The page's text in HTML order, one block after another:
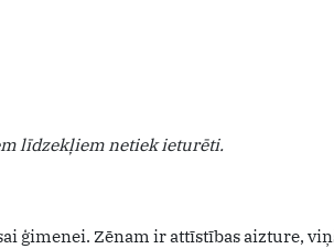
līdzekļiem netiek ieturēti.
ģimenei. Zēnam ir attīstības aizture,